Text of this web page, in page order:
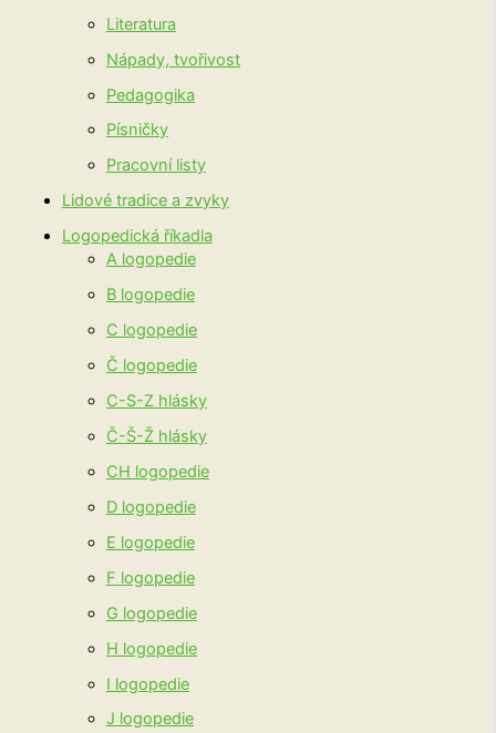
Literatura
Nápady, tvořivost
Pedagogika
Písničky
Pracovní listy
Lidové tradice a zvyky
Logopedická říkadla
A logopedie
B logopedie
C logopedie
Č logopedie
C-S-Z hlásky
Č-Š-Ž hlásky
CH logopedie
D logopedie
E logopedie
F logopedie
G logopedie
H logopedie
I logopedie
J logopedie